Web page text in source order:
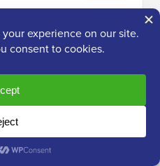
complet
să consultați articolul
wp-
disable-